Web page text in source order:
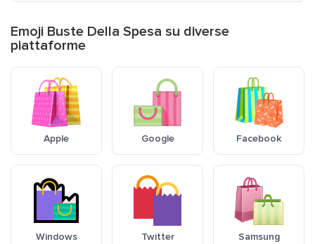
Emoji Buste Della Spesa su diverse
piattaforme
Apple Google Facebook
Windows Twitter Samsung